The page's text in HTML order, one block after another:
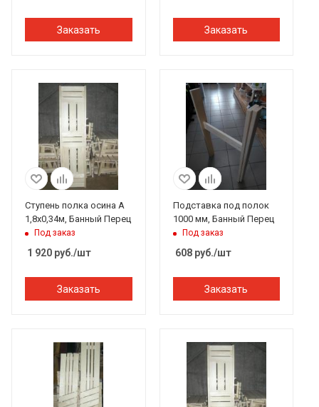
Заказать Заказать
Ступень полка осина А
1,8х0,34м, Банный Перец
Под заказ
1 920 руб./шт
Заказать
Подставка под полок
1000 мм, Банный Перец
Под заказ
608руб./шт
Заказать